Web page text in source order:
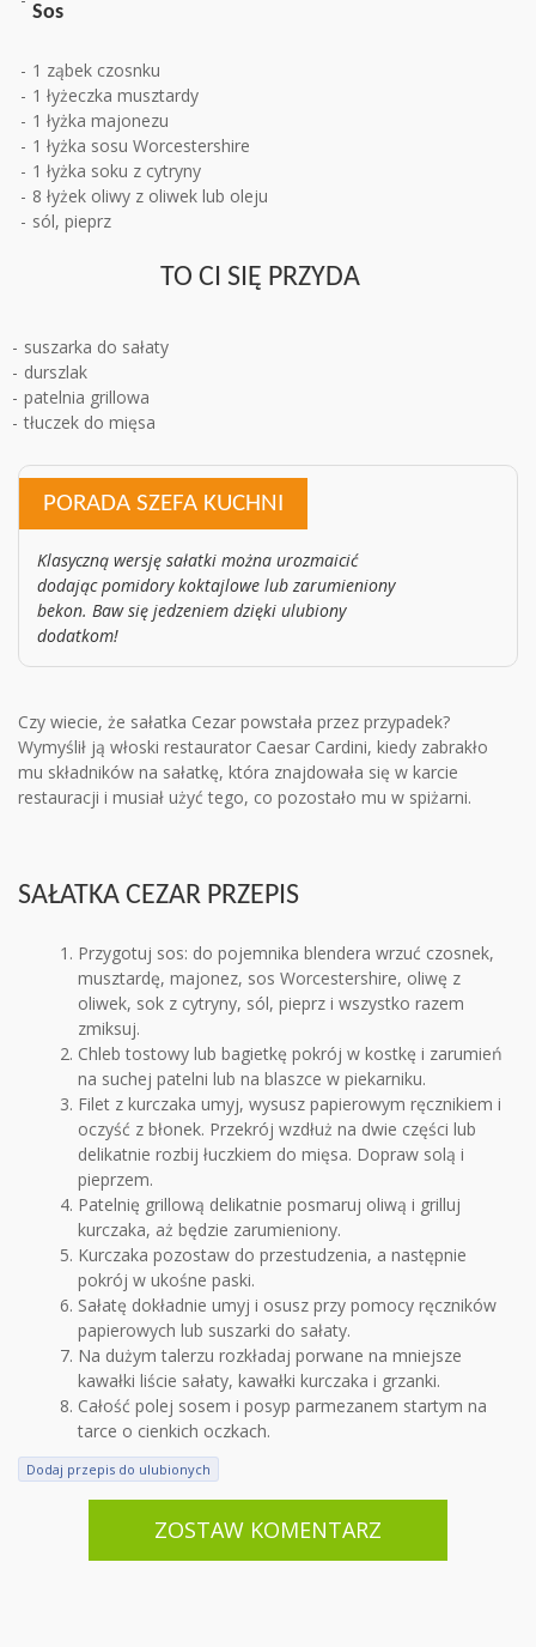
Sos
1 ząbek czosnku
1 łyżeczka musztardy
1 łyżka majonezu
1 łyżka sosu Worcestershire
1 łyżka soku z cytryny
8 łyżek oliwy z oliwek lub oleju
sól, pieprz
TO CI SIĘ PRZYDA
suszarka do sałaty
durszlak
patelnia grillowa
tłuczek do mięsa
PORADA SZEFA KUCHNI
Klasyczną wersję sałatki można urozmaicić
dodając pomidory koktajlowe lub zarumieniony
bekon. Baw się jedzeniem dzięki ulubiony
dodatkom!
Czy wiecie, że sałatka Cezar powstała przez przypadek?
Wymyślił ją włoski restaurator Caesar Cardini, kiedy zabrakło
mu składników na sałatkę, która znajdowała się w karcie
restauracji i musiał użyć tego, co pozostało mu w spiżarni.
SAŁATKA CEZAR PRZEPIS
Przygotuj sos: do pojemnika blendera wrzuć czosnek,
musztardę, majonez, sos Worcestershire, oliwę z
oliwek, sok z cytryny, sól, pieprz i wszystko razem
zmiksuj.
Chleb tostowy lub bagietkę pokrój w kostkę i zarumień
na suchej patelni lub na blaszce w piekarniku.
Filet z kurczaka umyj, wysusz papierowym ręcznikiem i
oczyść z błonek. Przekrój wzdłuż na dwie części lub
delikatnie rozbij łuczkiem do mięsa. Dopraw solą i
pieprzem.
Patelnię grillową delikatnie posmaruj oliwą i grilluj
kurczaka, aż będzie zarumieniony.
Kurczaka pozostaw do przestudzenia, a następnie
pokrój w ukośne paski.
Sałatę dokładnie umyj i osusz przy pomocy ręczników
papierowych lub suszarki do sałaty.
Na dużym talerzu rozkładaj porwane na mniejsze
kawałki liście sałaty, kawałki kurczaka i grzanki.
Całość polej sosem i posyp parmezanem startym na
tarce o cienkich oczkach.
Dodaj przepis do ulubionych
ZOSTAW KOMENTARZ